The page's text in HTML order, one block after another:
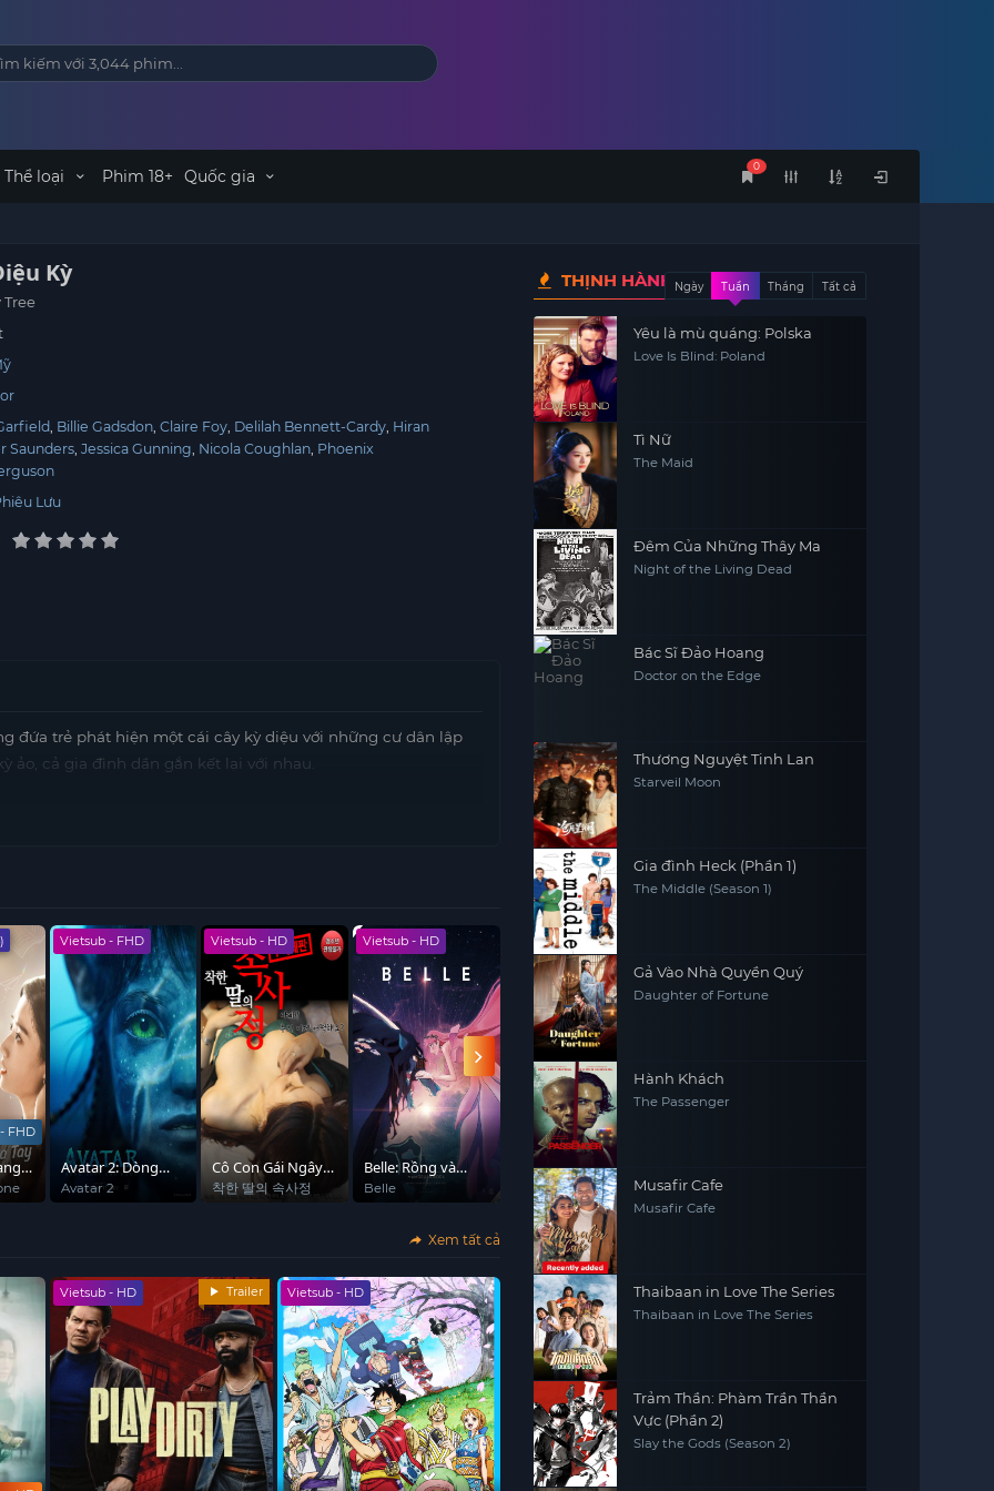
0
Thể loại Phim 18+ Quốc gia
Kỳ
Tree
Billie Gadsdon Claire Foy Delilah Bennett-Cardy Hiran
Saunders Jessica Gunning Nicola Coughlan Phoenix
Lưu
đứa trẻ phát hiện một cái cây kỳ diệu với những cư dân lập
ảo, cả gia đình dần gắn kết lại với nhau.
FHD
Vietsub - FHD
Avatar 2: Dòng
Chảy Của Nước
Avatar 2
Vietsub - HD
Cô Con Gái Ngây
Thơ Của Bạn Thân
착한 딸의 속사정
Vietsub - HD
Belle: Rồng và
công chúa tàn
Belle
Vietsub - HD
Hoàn Tất (6/6)
Bóng ma Anh
Quốc (Phần 2)
Peaky Blinders
(Season 2)
Golf
골프하는 여자들
Xem tất cả
Vietsub - HD Trailer Vietsub - HD
THỊNH HÀNHNgày Tuần Tháng Tất cả
Yêu là mù quáng: Polska
Love Is Blind: Poland
Tì Nữ
The Maid
Đêm Của Những Thây Ma
Night of the Living Dead
Bác Sĩ Đảo Hoang
Doctor on the Edge
Thương Nguyệt Tinh Lan
Starveil Moon
Gia đình Heck (Phần 1)
The Middle (Season 1)
Gả Vào Nhà Quyền Quý
Daughter of Fortune
Hành Khách
The Passenger
Musafir Cafe
Musafir Cafe
Thaibaan in Love The Series
Thaibaan in Love The Series
Trảm Thần: Phàm Trần Thần
Vực (Phần 2)
Slay the Gods (Season 2)